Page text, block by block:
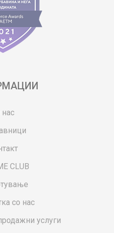
нас
CLUB
со нас
услуги